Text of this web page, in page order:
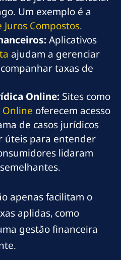
Um exemplo é a
Compostos.
Aplicativos
ajudam a gerenciar
taxas de
Online: Sites como
Online oferecem acesso
de casos jurídicos
úteis para entender
lidaram
apenas facilitam o
aplidas, como
gestão financeira